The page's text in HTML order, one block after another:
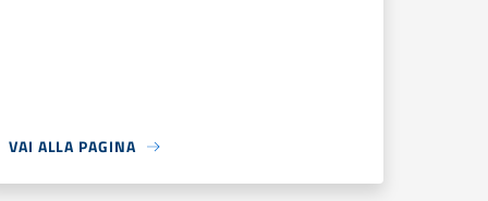
VAI ALLA PAGINA